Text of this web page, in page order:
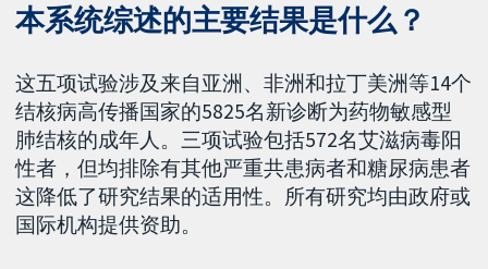
本系统综述的主要结果是什么？
这五项试验涉及来自亚洲、非洲和拉丁美洲等14个
结核病高传播国家的5825名新诊断为药物敏感型
肺结核的成年人。三项试验包括572名艾滋病毒阳
性者，但均排除有其他严重共患病者和糖尿病患者
这降低了研究结果的适用性。所有研究均由政府或
国际机构提供资助。